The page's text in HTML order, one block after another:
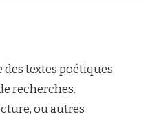
textes poétiques
recherches.
ou autres